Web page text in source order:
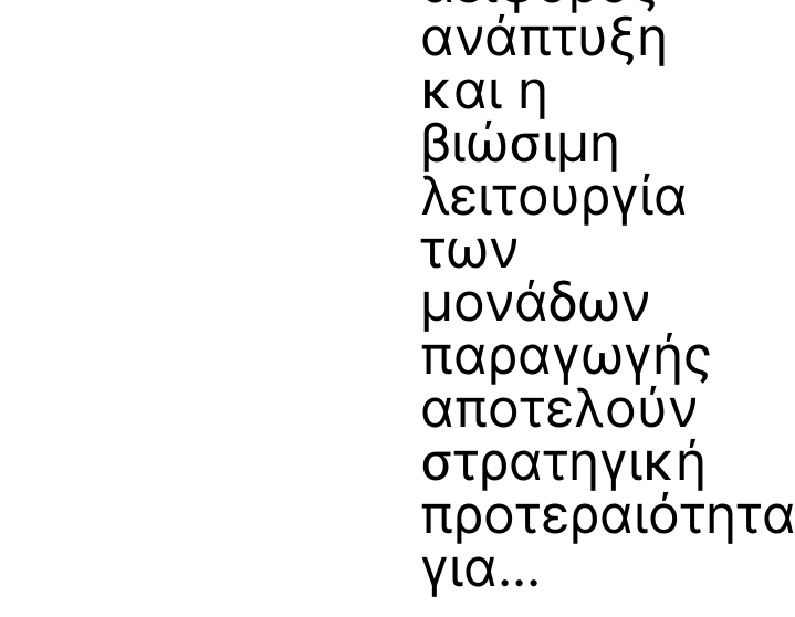
ανάπτυξη
και η
βιώσιμη
λειτουργία
των
μονάδων
παραγωγής
αποτελούν
στρατηγική
προτεραιότητα
για...